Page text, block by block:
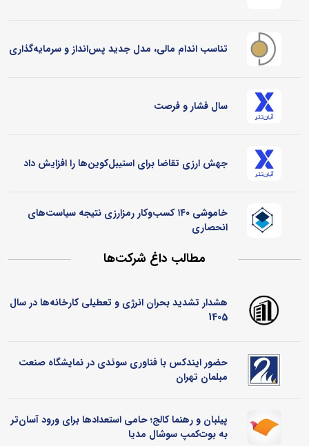
تناسب اندام مالی، مدل جدید پس‌انداز و سرمایه‌گذاری
سال فشار و فرصت
جهش ارزی تقاضا برای استیبل‌کوین‌ها را افزایش داد
خاموشی ۱۴۰ کسب‌وکار رمزارزی نتیجه سیاست‌های
انحصاری
مطالب داغ شرکت‌ها
هشدار تشدید بحران انرژی و تعطیلی کارخانه‌ها در سال
1405
حضور ایندکس با فناوری سوئدی در نمایشگاه صنعت
مبلمان تهران
پیلبان و رهنما کالج؛ حامی استعدادها برای ورود آسان‌تر
به بوت‌کمپ سوشال مدیا